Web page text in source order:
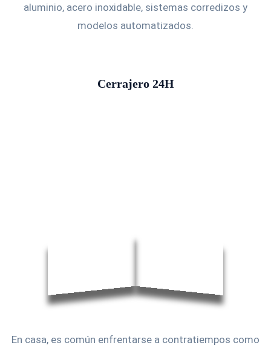
aluminio, acero inoxidable, sistemas corredizos y
modelos automatizados.
Cerrajero 24H
En casa, es común enfrentarse a contratiempos como